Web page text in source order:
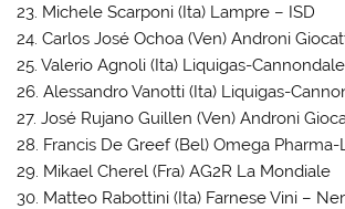
23. Michele Scarponi (Ita) Lampre – ISD
24. Carlos José Ochoa (Ven) Androni
25. Valerio Agnoli (Ita) Liquigas-Cannondale
26. Alessandro Vanotti (Ita) Liquigas-
27. José Rujano Guillen (Ven) Androni
28. Francis De Greef (Bel) Omega
29. Mikael Cherel (Fra) AG2R La Mondiale
30. Matteo Rabottini (Ita) Farnese Vini –